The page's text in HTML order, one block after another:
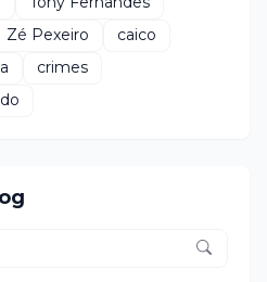
Zé Pexeiro
caico
crimes